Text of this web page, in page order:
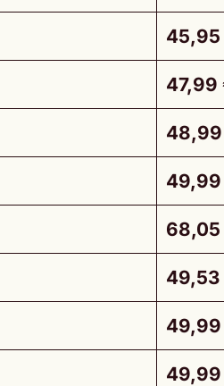
45,95
47,99
49,99
68,05
49,53
49,99
49,99